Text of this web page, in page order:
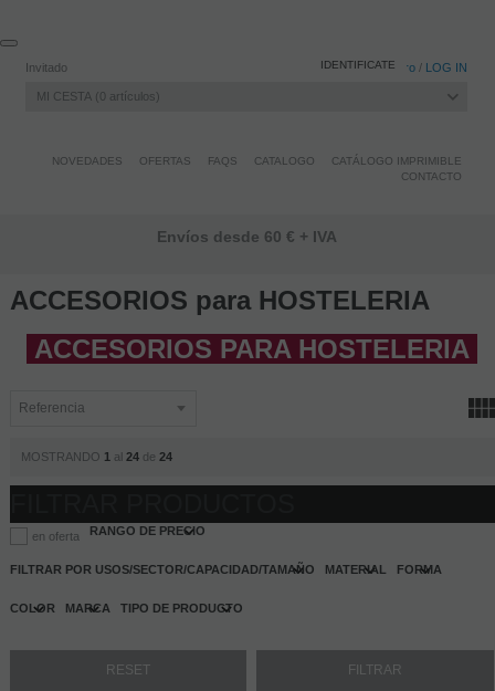
Invitado Registro / LOG IN
MI CESTA 0 artículos
IDENTIFICATE
NOVEDADES OFERTAS FAQS CATALOGO
CATÁLOGO IMPRIMIBLE
CONTACTO
Envíos desde 60 € + IVA
ACCESORIOS para HOSTELERIA
ACCESORIOS PARA HOSTELERIA
MOSTRANDO 1 al 24de 24
en oferta RANGO DE PRECIO
FILTRAR POR USOS/SECTOR/CAPACIDAD/TAMAÑO MATERIAL FORMA
COLOR MARCA TIPO DE PRODUCTO